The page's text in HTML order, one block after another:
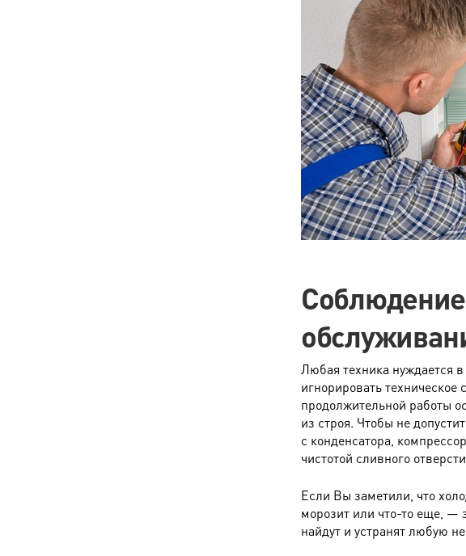
Любая техника нуждается
игнорировать техническое
продолжительной работы
из строя. Чтобы не
с конденсатора,
чистотой сливного
Если Вы заметили, что
морозит или что-то еще, —
найдут и устранят любую